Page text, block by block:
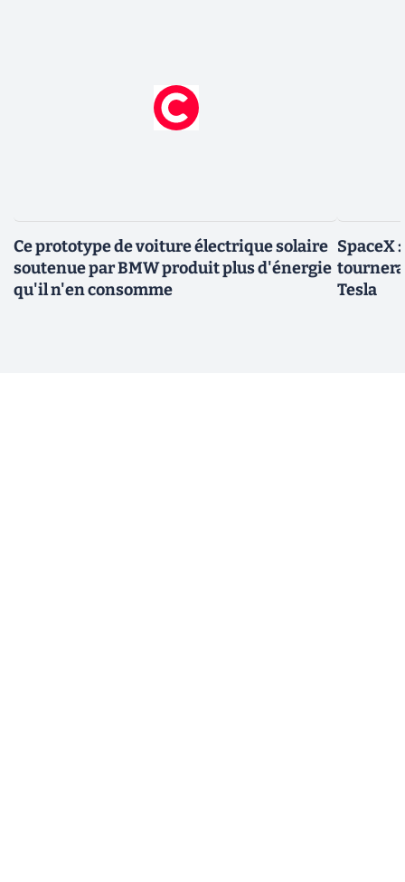
Ce prototype de voiture électrique solaire
soutenue par BMW produit plus d'énergie
qu'il n'en consomme
SpaceX
Tesla